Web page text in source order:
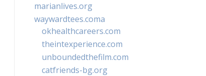
marianlives.org
waywardtees.coma
okhealthcareers.com
theintexperience.com
unboundedthefilm.com
catfriends-bg.org